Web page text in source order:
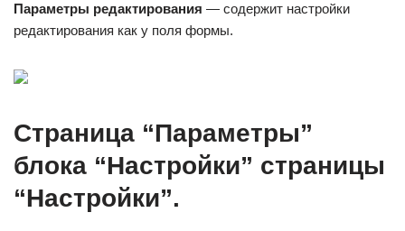
Параметры редактирования — содержит настройки
редактирования как у поля формы.
Страница “Параметры”
блока “Настройки” страницы
“Настройки”.